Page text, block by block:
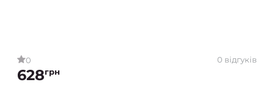
0 0 відгуків
628грн